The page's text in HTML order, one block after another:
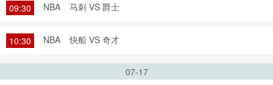
09:30 NBA 马刺 VS 爵士
10:30 NBA 快船 VS 奇才
07-17